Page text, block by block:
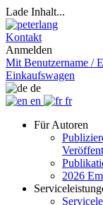
Lade Inhalt...
Kontakt
Anmelden
Mit Benutzername /
Einkaufswagen
de
en
fr
Für Autoren
2026